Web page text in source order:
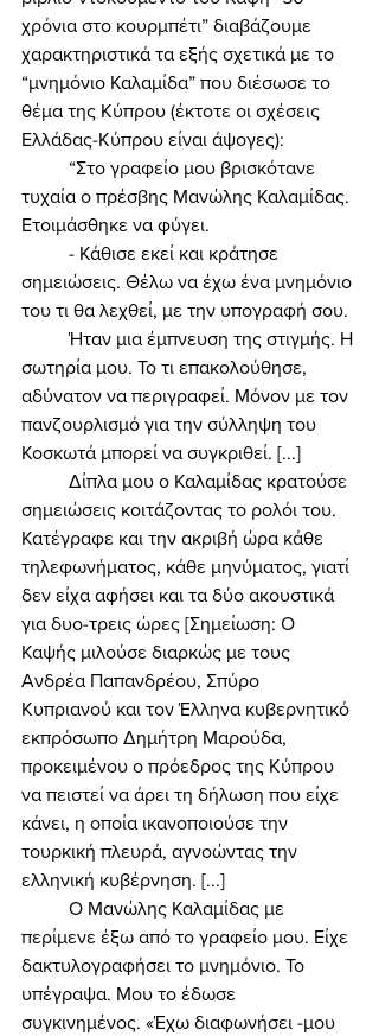
χρόνια στο κουρμπέτι” διαβάζουμε
χαρακτηριστικά τα εξής σχετικά με το
“μνημόνιο Καλαμίδα” που διέσωσε το
θέμα της Κύπρου (έκτοτε οι σχέσεις
Ελλάδας-Κύπρου είναι άψογες):
τυχαία ο πρέσβης Μανώλης Καλαμίδας.
Ετοιμάσθηκε να φύγει.
σημειώσεις. Θέλω να έχω ένα μνημόνιο
του τι θα λεχθεί, με την υπογραφή σου.
	Ήταν μια έμπνευση της στιγμής. Η
σωτηρία μου. Το τι επακολούθησε,
αδύνατον να περιγραφεί. Μόνον με τον
πανζουρλισμό για την σύλληψη του
Κοσκωτά μπορεί να συγκριθεί. [...]
σημειώσεις κοιτάζοντας το ρολόι του.
Κατέγραφε και την ακριβή ώρα κάθε
τηλεφωνήματος, κάθε μηνύματος, γιατί
δεν είχα αφήσει και τα δύο ακουστικά
για δυο-τρεις ώρες [Σημείωση: Ο
Καψής μιλούσε διαρκώς με τους
Ανδρέα Παπανδρέου, Σπύρο
Κυπριανού και τον Έλληνα κυβερνητικό
εκπρόσωπο Δημήτρη Μαρούδα,
προκειμένου ο πρόεδρος της Κύπρου
να πειστεί να άρει τη δήλωση που είχε
κάνει, η οποία ικανοποιούσε την
τουρκική πλευρά, αγνοώντας την
ελληνική κυβέρνηση. [...]
περίμενε έξω από το γραφείο μου. Είχε
δακτυλογραφήσει το μνημόνιο. Το
υπέγραψα. Μου το έδωσε
συγκινημένος. «Έχω διαφωνήσει -μου